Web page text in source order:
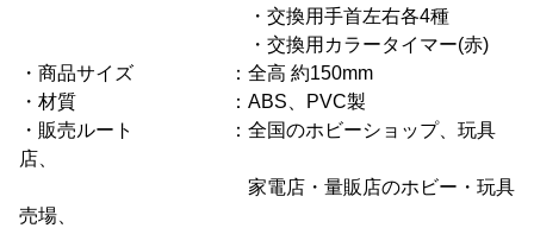
・交換用手首左右各4種
・交換用カラータイマー(赤)
・商品サイズ ：全高 約150mm
・材質 ：ABS、PVC製
・販売ルート ：全国のホビーショップ、玩具
店、
家電店・量販店のホビー・玩具
売場、